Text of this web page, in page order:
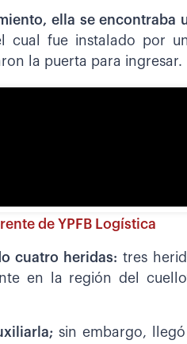
ella se encontraba
cual fue instalado por
la puerta para ingresar.
de YPFB Logística
cuatro heridas: tres
en la región del
sin embargo,